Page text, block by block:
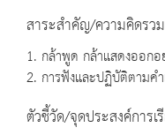
สาระสำคัญ/ความคิดรว
1. กล้าพูด กล้าแสดงออกอ
2. การฟังและปฏิบัติตามค
ตัวชี้วัด/จุดประสงค์การเ